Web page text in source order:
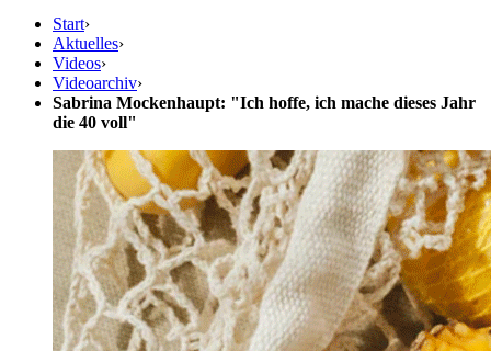
Start›
Aktuelles›
Videos›
Videoarchiv›
Sabrina Mockenhaupt: "Ich hoffe, ich mache dieses Jahr
die 40 voll"